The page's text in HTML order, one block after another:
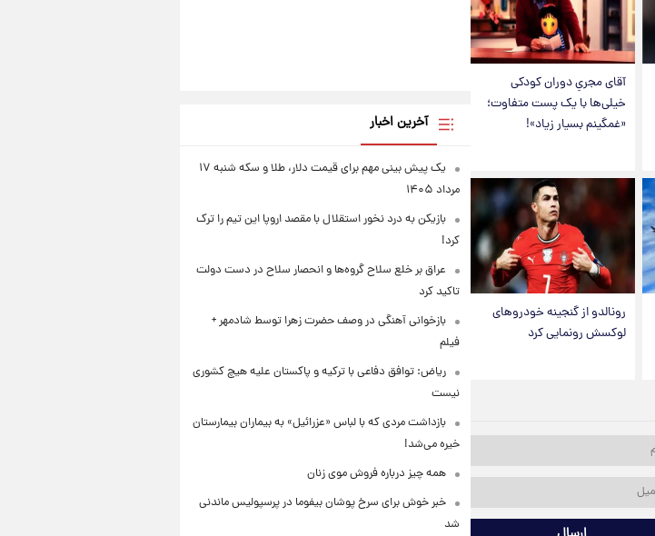
آقای مجریِ دوران کودکی
خیلی‌ها با یک پست متفاوت؛
«غمگینم بسیار زیاد»!
رونالدو از گنجینه خودروهای
لوکسش رونمایی کرد
آخرین اخبار
یک پیش ‌بینی مهم برای قیمت دلار، طلا و سکه شنبه ۱۷
مرداد ۱۴۰۵
بازیکن به درد نخور استقلال با مقصد اروپا این تیم را ترک
کرد!
عراق بر خلع سلاح گروه‌ها و انحصار سلاح در دست دولت
تاکید کرد
بازخوانی آهنگی در وصف حضرت زهرا توسط شادمهر +
فیلم
ریاض: توافق دفاعی با ترکیه و پاکستان علیه هیچ کشوری
نیست
بازداشت مردی که با لباس «عزرائیل» به بیماران بیمارستان
خیره می‌شد!
همه چیز درباره فروش موی زنان
خبر خوش برای سرخ پوشان بیفوما در پرسپولیس ماندنی
شد